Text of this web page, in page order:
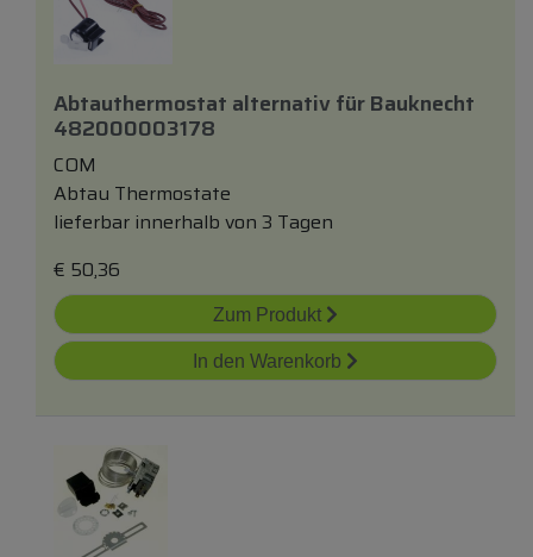
Abtauthermostat alternativ fürBauknecht
482000003178
COM
Abtau Thermostate
lieferbar innerhalb von 3 Tagen
€ 50,36
Zum Produkt
In den Warenkorb